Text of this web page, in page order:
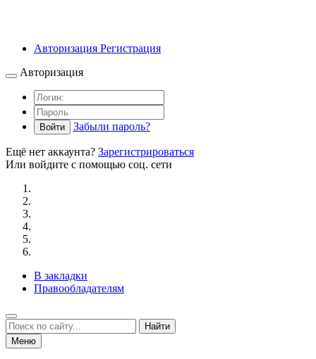
Авторизация Регистрация
Авторизация
Войти Забыли пароль?
Ещё нет аккаунта? Зарегистрироваться
Или войдите с помощью соц. сети
В закладки
Правообладателям
Найти
Меню